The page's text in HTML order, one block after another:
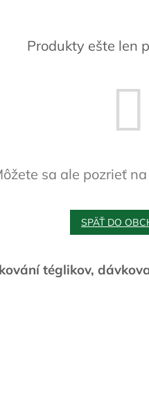
Produkty ešte len
sa ale pozrieť
SPÄŤ DO
téglikov,